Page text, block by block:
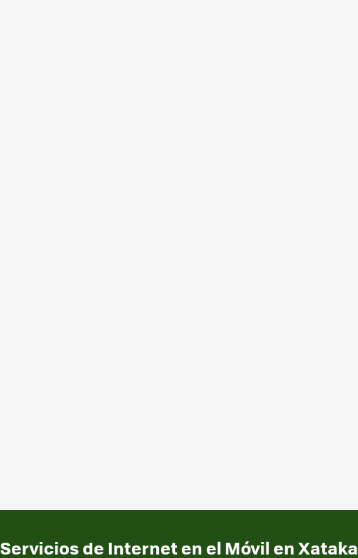
de Internet en el Móvil en Xataka